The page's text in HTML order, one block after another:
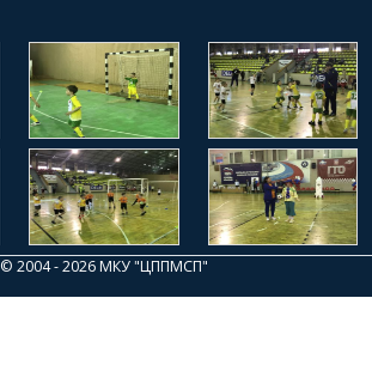
© 2004 - 2026 МКУ "ЦППМСП"